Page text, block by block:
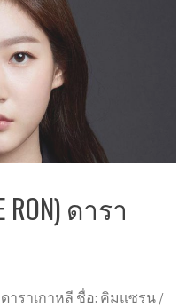
ดารา
าราเกาหลี ชื่อ: คิมแซรน /